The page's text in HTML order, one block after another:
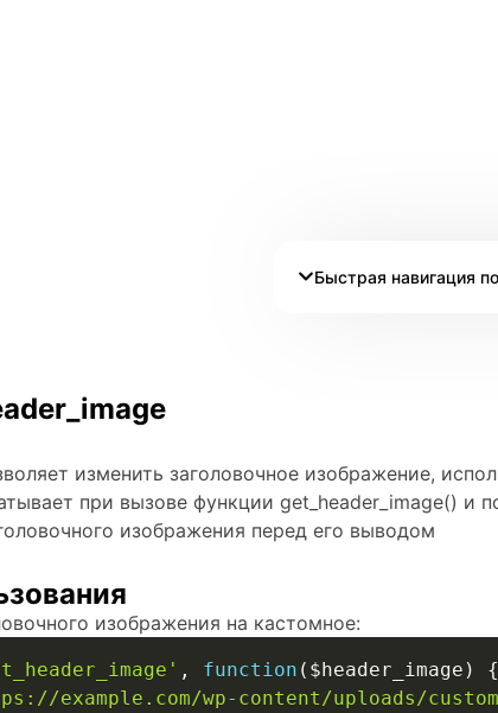
Быстрая навигация
изменить заголовочное изображение,
при вызове функции get_header_image() и
изображения перед его выводом
изображения на кастомное:
, function ( $header_image )
{
example.com/wp-content/uploads/